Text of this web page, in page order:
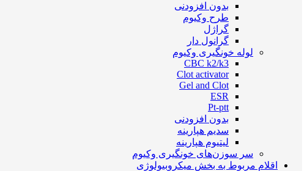
بدون افزودنی
طرح وکیوم
گراژل
گرانول دار
لوله خونگیری وکیوم
CBC k2/k3
Clot activator
Gel and Clot
ESR
Pt-ptt
بدون افزودنی
سدیم هپارینه
لیتیوم هپارینه
سر سوزن‌های خونگیری وکیوم
اقلام مربوط به بخش میکروبیولوژی